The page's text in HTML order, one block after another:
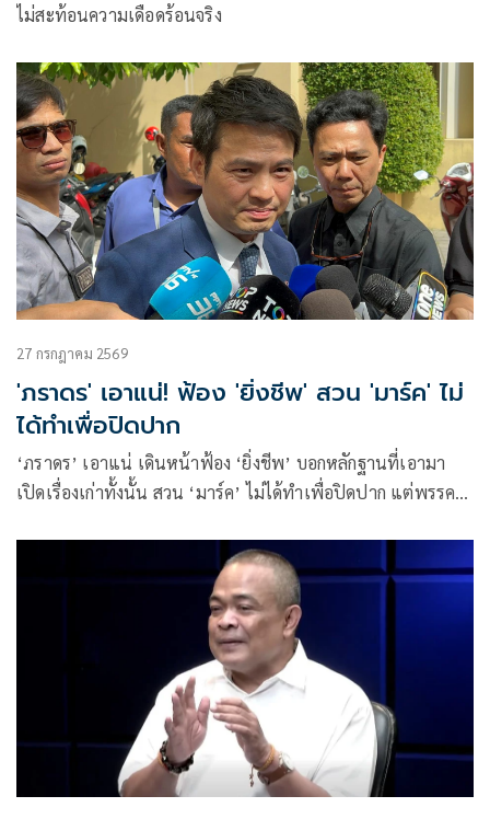
ไม่สะท้อนความเดือดร้อนจริง
27 กรกฎาคม 2569
'ภราดร' เอาแน่! ฟ้อง 'ยิ่งชีพ' สวน 'มาร์ค' ไม่
ได้ทำเพื่อปิดปาก
‘ภราดร’ เอาแน่ เดินหน้าฟ้อง ‘ยิ่งชีพ’ บอกหลักฐานที่เอามา
เปิดเรื่องเก่าทั้งนั้น สวน ‘มาร์ค’ ไม่ได้ทำเพื่อปิดปาก แต่พรรค